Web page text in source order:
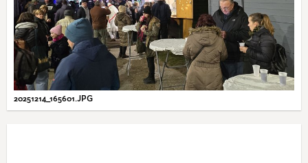
20251214_165601.JPG